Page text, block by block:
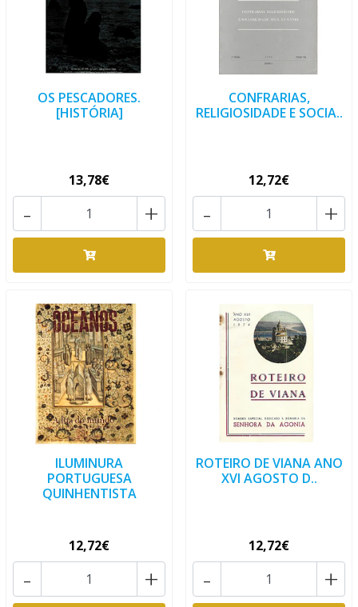
OS PESCADORES.
[HISTÓRIA]
13,78€
+
-
CONFRARIAS,
RELIGIOSIDADE E SOCIA..
12,72€
+
-
ILUMINURA
PORTUGUESA
QUINHENTISTA
12,72€
+
-
ROTEIRO DE VIANA ANO
XVI AGOSTO D..
12,72€
+
-